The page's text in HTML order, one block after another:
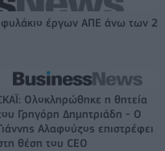
έργων ΑΠΕ άνω των 2
Ολοκληρώθηκε η θητεία
Γρηγόρη Δημητριάδη - Ο
Αλαφούζος επιστρέφει
θέση του CEO